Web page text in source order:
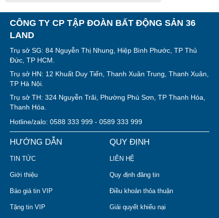
CÔNG TY CP TẬP ĐOÀN BẤT ĐỘNG SẢN 36
LAND
Trụ sở SG: 84 Nguyễn Thị Nhung, Hiệp Bình Phước, TP Thủ
Đức, TP HCM.
Trụ sở HN: 12 Khuất Duy Tiến, Thanh Xuân Trung, Thanh Xuân,
TP Hà Nội.
Trụ sở TH: 324 Nguyễn Trãi, Phường Phú Sơn, TP Thanh Hóa,
Thanh Hóa.
Hotline/zalo: 0588 333 999 - 0589 333 999
HƯỚNG DẪN
TIN TỨC
Giới thiệu
Báo giá tin VIP
Tặng tin VIP
QUY ĐỊNH
LIÊN HỆ
Quy định đăng tin
Điều khoản thỏa thuận
Giải quyết khiếu nại